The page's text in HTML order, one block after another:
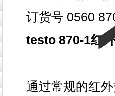
订货号 0560
testo 870-1红
通过常规的红